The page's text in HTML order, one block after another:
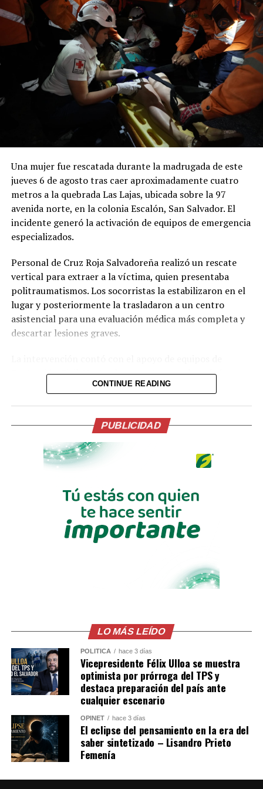
Comparte esto:
Facebook X
Me gusta esto:
Una mujer fue rescatada durante la madrugada de este
jueves 6 de agosto tras caer aproximadamente cuatro
metros a la quebrada Las Lajas, ubicada sobre la 97
avenida norte, en la colonia Escalón, San Salvador. El
incidente generó la activación de equipos de emergencia
especializados.
Personal de Cruz Roja Salvadoreña realizó un rescate
vertical para extraer a la víctima, quien presentaba
politraumatismos. Los socorristas la estabilizaron en el
lugar y posteriormente la trasladaron a un centro
asistencial para una evaluación médica más completa y
descartar lesiones graves.
Protección Civil. Hasta el momento no se han dado a
conocer más detalles sobre las circunstancias exactas de
Las autoridades recomiendan a la población extremar
precauciones en zonas cercanas a quebradas y taludes,
especialmente durante la noche o en condiciones de
poca visibilidad.
CONTINUE READING
PUBLICIDAD
LO MÁS LEÍDO
POLÍTICA hace 3 días
Vicepresidente Félix Ulloa se muestra
optimista por prórroga del TPS y
destaca preparación del país ante
cualquier escenario
OPINET hace 3 días
El eclipse del pensamiento en la era del
saber sintetizado – Lisandro Prieto
Femenía